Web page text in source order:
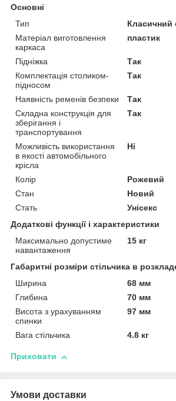
Основні
Тип
Класичний
Матеріал виготовлення
каркаса
пластик
Підніжка
Так
Комплектація столиком-
підносом
Так
Наявність ременів безпеки
Так
Складна конструкція для
зберігання і
транспортування
Так
Можливість використання
в якості автомобільного
крісла
Ні
Колір
Рожевий
Стан
Новий
Стать
Унісекс
Додаткові функції і характеристики
Максимально допустиме
навантаження
15 кг
Габаритні розміри стільчика в
Ширина
68 мм
Глибина
70 мм
Висота з урахуванням
спинки
97 мм
Вага стільчика 4.8 кг
Приховати
Умови доставки